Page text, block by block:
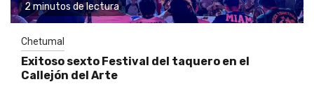
2 minutos de lectura
Chetumal
Exitoso sexto Festival del taquero en el
Callejón del Arte